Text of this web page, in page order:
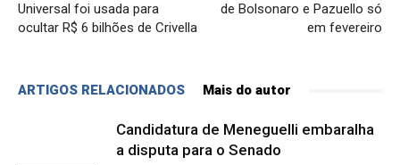
Universal foi usada para
ocultar R$ 6 bilhões de Crivella
de Bolsonaro e Pazuello só
em fevereiro
ARTIGOS RELACIONADOS Mais do autor
Candidatura de Meneguelli embaralha
a disputa para o Senado